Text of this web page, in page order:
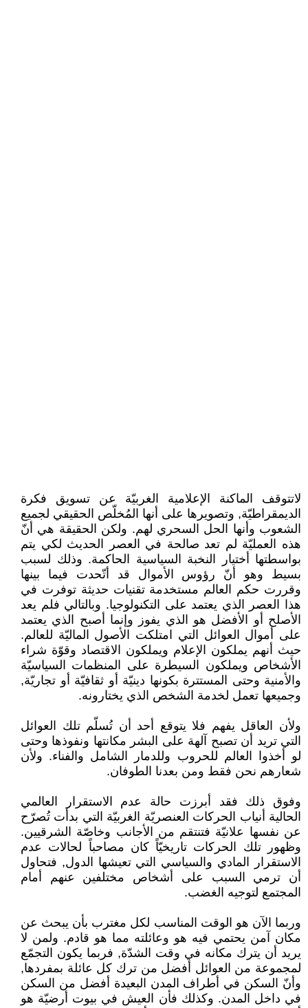
لاتتوقف الماكنة الإعلامية الغربيّة عن تسويق فكرة
الديمقراطيّة, وتصويرها على أنها المُخلّص الحقيقي لجميع
الشعوب وأنها الحل السحري لهم. ولكن الحقيقة هي أنّ
هذه العمليّة لم تعد صالحة في العصر الحديث لكي يتم
بواسطتها أختيار النخبة السياسية الحاكمة. وذلك لسبب
بسيط وهو أنّ رؤوس الأموال قد أتّحدت فيما بينها
وقررت حكم العالم مستخدمة تقنيات حديثة توفرت في
هذا العصر الذي يعتمد على التكنولوجيا. وبالتالي فلم يعد
الأصلح أو الأفضل هو الذي يفوز وإنما أصبح الذي يعتمد
على أموال العوائل التي امتلكت الأصول الماليّة للعالم.
حيث أنهم يملكون الإعلام ويملكون الاقتصاد وقوّة شراء
الأشخاص ويملكون السيطرة على المنظمات السياسيّة
والأمنية وحتى المستترة بكونها دينيّة أو ثقافيّة أو تجاريّة,
وجميعها تعمل لخدمة الشخص الذي يختارونه.
ولأن العاقل يفهم فلا يتوقع أحد أن تُسلّم تلك العوائل
التي تريد أن تصبح آلهة على البشر مكانتها ونفوذها وحتى
لو أخذوا العالم للحروب وللدمار الشامل والفناء. ولأن
شعارهم نحن فقط ومن بعدنا الطوفان.
وفوق ذلك فقد أبرزت حالة عدم الاستقرار العالمي
الحالية أنياب الحركات العنصريّة الغربيّة التي بدأت تُصرّح
عن نفسها علانيّة فتنتقم من الأجانب وخاصّة الشرقيين.
وظهور تلك الحركات تاريخيّاً كان مصاحباً لحالات عدم
الاستقرار المادي والسياسي التي تعيشها الدول, فتحاول
أن ترمي السبب على أشخاص مختلفين عنهم أمام
المجتمع لتوجيه الغضب.
وربما الآن هو الوقت المناسب لكل مغترب بأن يبحث عن
مكان آمن يحتمي فيه هو وعائلته مما هو قادم. ولمن لا
يريد أن يترك مكانه في وقت الشدّة, فربما يكون التجمّع
لمجموعة من العوائل أفضل من ترك كل عائلة بمفردها,
وأنّ السكن في أطراف المدن البعيدة أفضل من السكن
في داخل المدن. وكذلك فأن العيش في بيوت أرضيّة هو